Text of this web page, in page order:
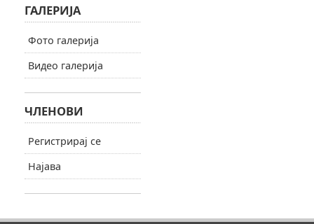
ГАЛЕРИЈА
Фото галерија
Видео галерија
ЧЛЕНОВИ
Регистрирај се
Најава